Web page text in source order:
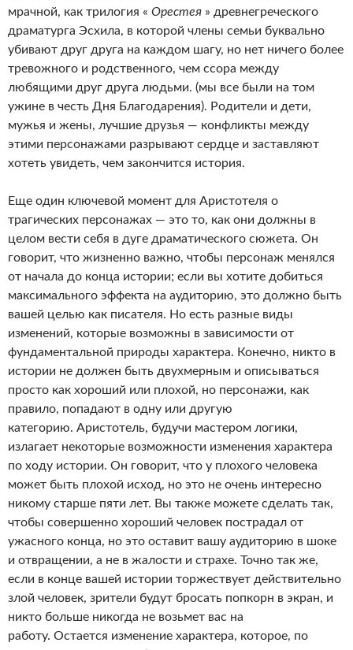
мрачной, как трилогия « Орестея » древнегреческого
драматурга Эсхила, в которой члены семьи буквально
убивают друг друга на каждом шагу, но нет ничего более
тревожного и родственного, чем ссора между
любящими друг друга людьми. (мы все были на том
ужине в честь Дня Благодарения). Родители и дети,
мужья и жены, лучшие друзья — конфликты между
этими персонажами разрывают сердце и заставляют
хотеть увидеть, чем закончится история.
Еще один ключевой момент для Аристотеля о
трагических персонажах — это то, как они должны в
целом вести себя в дуге драматического сюжета. Он
говорит, что жизненно важно, чтобы персонаж менялся
от начала до конца истории; если вы хотите добиться
максимального эффекта на аудиторию, это должно быть
вашей целью как писателя. Но есть разные виды
изменений, которые возможны в зависимости от
фундаментальной природы характера. Конечно, никто в
истории не должен быть двухмерным и описываться
просто как хороший или плохой, но персонажи, как
правило, попадают в одну или другую
категорию. Аристотель, будучи мастером логики,
излагает некоторые возможности изменения характера
по ходу истории. Он говорит, что у плохого человека
может быть плохой исход, но это не очень интересно
никому старше пяти лет. Вы также можете сделать так,
чтобы совершенно хороший человек пострадал от
ужасного конца, но это оставит вашу аудиторию в шоке
и отвращении, а не в жалости и страхе. Точно так же,
если в конце вашей истории торжествует действительно
злой человек, зрители будут бросать попкорн в экран, и
никто больше никогда не возьмет вас на
работу. Остается изменение характера, которое, по